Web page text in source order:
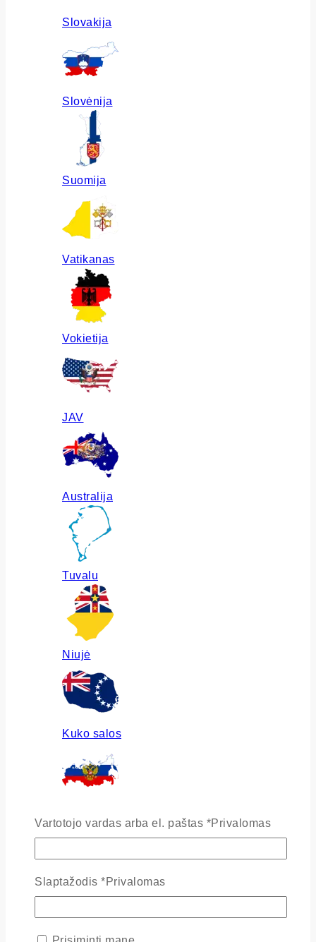
Slovakija
Slovėnija
Suomija
Vatikanas
Vokietija
JAV
Australija
Tuvalu
Niujė
Kuko salos
Vartotojo vardas arba el. paštas *Privalomas
Slaptažodis *Privalomas